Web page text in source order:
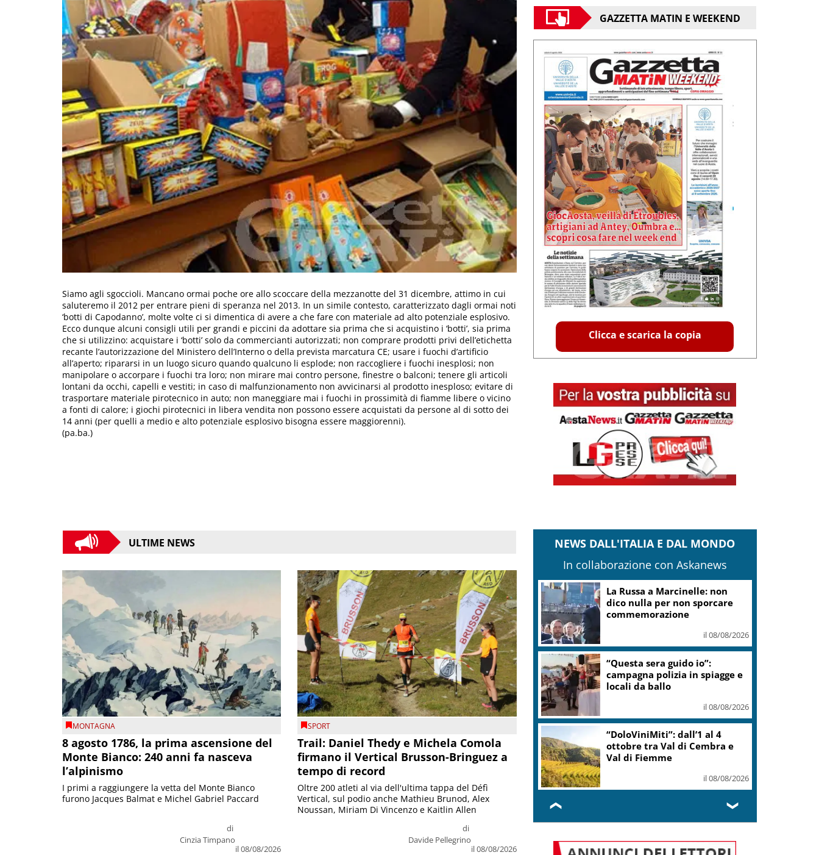
Siamo agli sgoccioli. Mancano ormai poche ore allo scoccare della mezzanotte del 31 dicembre, attimo in cui
saluteremo il 2012 per entrare pieni di speranza nel 2013. In un simile contesto, caratterizzato dagli ormai noti
‘botti di Capodanno’, molte volte ci si dimentica di avere a che fare con materiale ad alto potenziale esplosivo.
Ecco dunque alcuni consigli utili per grandi e piccini da adottare sia prima che si acquistino i ‘botti’, sia prima
che si utilizzino: acquistare i ‘botti’ solo da commercianti autorizzati; non comprare prodotti privi dell’etichetta
recante l’autorizzazione del Ministero dell’Interno o della prevista marcatura CE; usare i fuochi d’artificio
all’aperto; ripararsi in un luogo sicuro quando qualcuno li esplode; non raccogliere i fuochi inesplosi; non
manipolare o accorpare i fuochi tra loro; non mirare mai contro persone, finestre o balconi; tenere gli articoli
lontani da occhi, capelli e vestiti; in caso di malfunzionamento non avvicinarsi al prodotto inesploso; evitare di
trasportare materiale pirotecnico in auto; non maneggiare mai i fuochi in prossimità di fiamme libere o vicino
a fonti di calore; i giochi pirotecnici in libera vendita non possono essere acquistati da persone al di sotto dei
14 anni (per quelli a medio e alto potenziale esplosivo bisogna essere maggiorenni).
(pa.ba.)
ULTIME NEWS
MONTAGNA
8 agosto 1786, la prima ascensione del
Monte Bianco: 240 anni fa nasceva
l’alpinismo
di
Cinzia Timpano
il 08/08/2026
I primi a raggiungere la vetta del Monte Bianco
furono Jacques Balmat e Michel Gabriel Paccard
SPORT
Trail: Daniel Thedy e Michela Comola
firmano il Vertical Brusson-Bringuez a
tempo di record
di
Davide Pellegrino
il 08/08/2026
Oltre 200 atleti al via dell'ultima tappa del Défì
Vertical, sul podio anche Mathieu Brunod, Alex
Noussan, Miriam Di Vincenzo e Kaitlin Allen
GAZZETTA MATIN E WEEKEND
Clicca e scarica la copia
NEWS DALL'ITALIA E DAL MONDO
In collaborazione con Askanews
La Russa a Marcinelle: non
dico nulla per non sporcare
commemorazione
il 08/08/2026
“Questa sera guido io”:
campagna polizia in spiagge e
locali da ballo
il 08/08/2026
“DoloViniMiti”: dall’1 al 4
ottobre tra Val di Cembra e
Val di Fiemme
il 08/08/2026
❮ ❯